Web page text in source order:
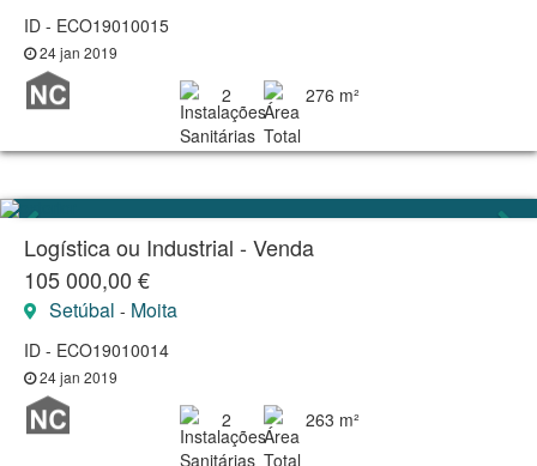
ID - ECO19010015
24 jan 2019
2 276 m²
Logística ou Industrial - Venda
105 000,00 €
Setúbal - Moita
ID - ECO19010014
24 jan 2019
2 263 m²